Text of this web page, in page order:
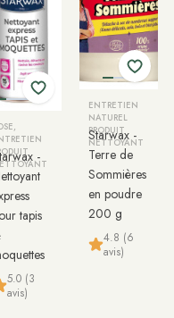
-
tapis
5.0 (3
avis)
ENTRETIEN
NATUREL
PRODUIT
NETTOYANT
Starwax -
Terre de
Sommières
en poudre
200 g
4.8 (6
avis)